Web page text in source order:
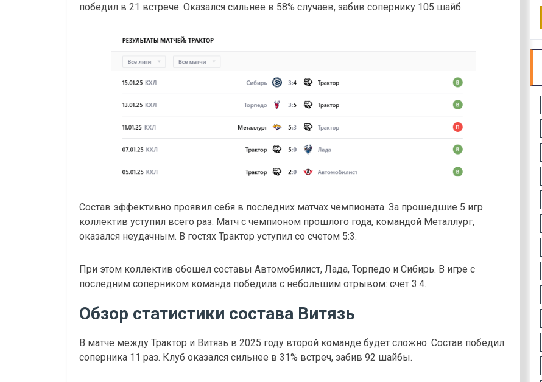
победил в 21 встрече. Оказался сильнее в 58% случаев, забив сопернику 105 шайб.
Состав эффективно проявил себя в последних матчах чемпионата. За прошедшие 5 игр
коллектив уступил всего раз. Матч с чемпионом прошлого года, командой Металлург,
оказался неудачным. В гостях Трактор уступил со счетом 5:3.
При этом коллектив обошел составы Автомобилист, Лада, Торпедо и Сибирь. В игре с
последним соперником команда победила с небольшим отрывом: счет 3:4.
Обзор статистики состава Витязь
В матче между Трактор и Витязь в 2025 году второй команде будет сложно. Состав победил
соперника 11 раз. Клуб оказался сильнее в 31% встреч, забив 92 шайбы.